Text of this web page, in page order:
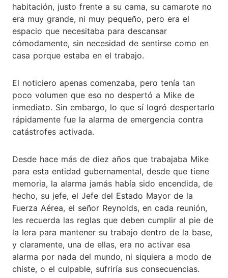
habitación, justo frente a su cama, su camarote no
era muy grande, ni muy pequeño, pero era el
espacio que necesitaba para descansar
cómodamente, sin necesidad de sentirse como en
casa porque estaba en el trabajo.
El noticiero apenas comenzaba, pero tenía tan
poco volumen que eso no despertó a Mike de
inmediato. Sin embargo, lo que sí logró despertarlo
rápidamente fue la alarma de emergencia contra
catástrofes activada.
Desde hace más de diez años que trabajaba Mike
para esta entidad gubernamental, desde que tiene
memoria, la alarma jamás había sido encendida, de
hecho, su jefe, el Jefe del Estado Mayor de la
Fuerza Aérea, el señor Reynolds, en cada reunión,
les recuerda las reglas que deben cumplir al pie de
la lera para mantener su trabajo dentro de la base,
y claramente, una de ellas, era no activar esa
alarma por nada del mundo, ni siquiera a modo de
chiste, o el culpable, sufriría sus consecuencias.